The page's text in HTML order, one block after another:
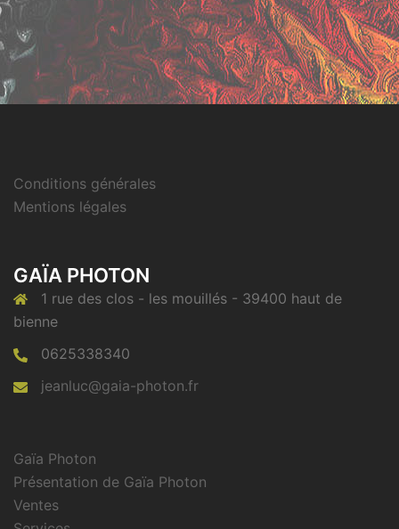
Conditions générales
Mentions légales
GAÏA PHOTON
1 rue des clos - les mouillés - 39400 haut de
bienne
0625338340
jeanluc@gaia-photon.fr
Gaïa Photon
Présentation de Gaïa Photon
Ventes